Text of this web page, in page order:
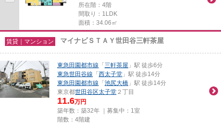
所在階：4階
間取り：1LDK
面積：34.06㎡
賃貸｜マンション マイナビＳＴＡＹ世田谷三軒茶屋
東急田園都市線 「三軒茶屋 」駅 徒歩6分
東急世田谷線 「西太子堂 」駅 徒歩14分
東急田園都市線 「池尻大橋 」駅 徒歩14分
東京都世田谷区太子堂 ２丁目
11.6万円
築年数：築32年 ｜募集中： 1室
階数：4階建